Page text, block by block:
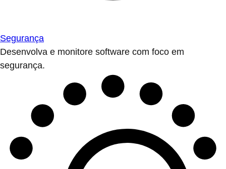
Segurança
Desenvolva e monitore software com foco em
segurança.